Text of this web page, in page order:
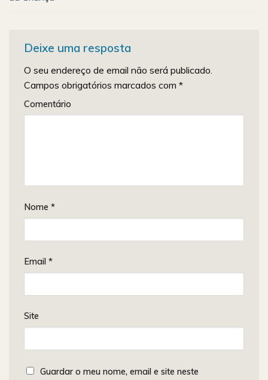
Deixe uma resposta
O seu endereço de email não será publicado.
Campos obrigatórios marcados com *
Comentário
Nome *
Email *
Site
Guardar o meu nome, email e site neste